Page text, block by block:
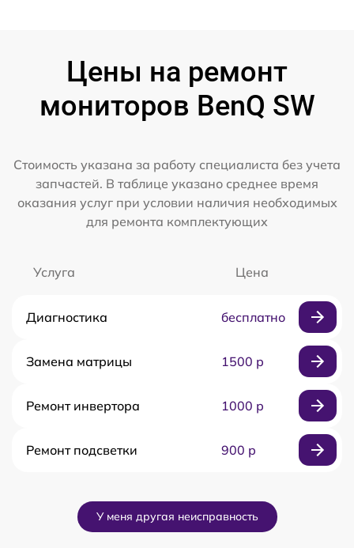
Цены на ремонт
мониторов BenQ SW
Стоимость указана за работу специалиста без учета
запчастей. В таблице указано среднее время
оказания услуг при условии наличия необходимых
для ремонта комплектующих
Услуга Цена
Диагностика бесплатно
Замена матрицы 1500 р
Ремонт инвертора 1000 р
Ремонт подсветки 900 р
У меня другая неисправность